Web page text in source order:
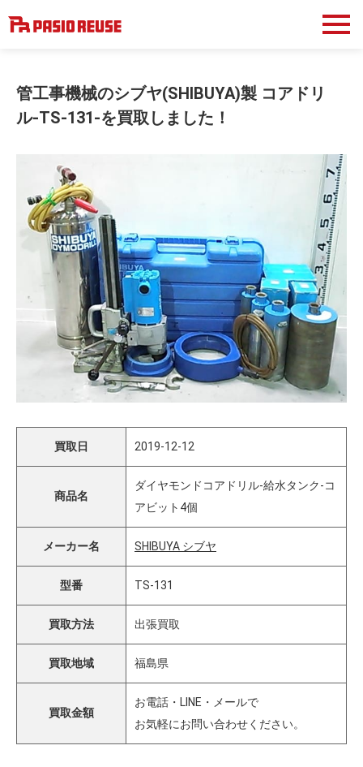
管工事機械のシブヤ(SHIBUYA)製 コアドリ
ル-TS-131-を買取しました！
買取日 2019-12-12
商品名
ダイヤモンドコアドリル-給水タンク-コ
アビット4個
メーカー名 SHIBUYA シブヤ
型番 TS-131
買取方法 出張買取
買取地域 福島県
買取金額
お電話・LINE・メールで
お気軽にお問い合わせください。